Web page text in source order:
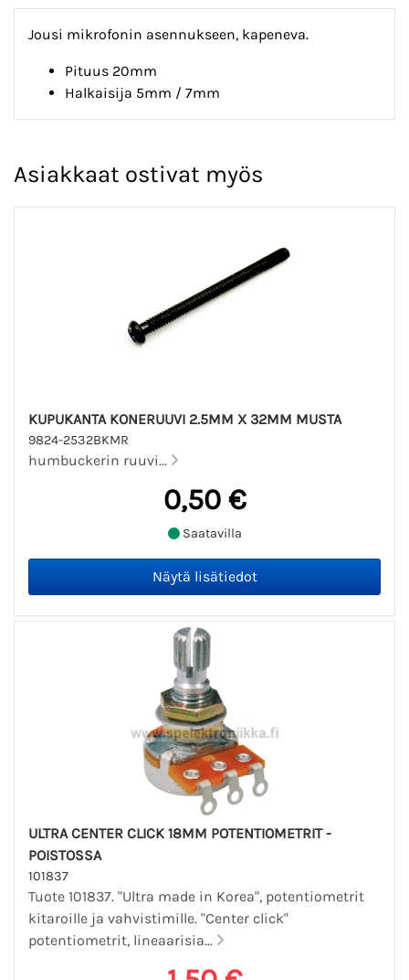
Jousi mikrofonin asennukseen, kapeneva.
Pituus 20mm
Halkaisija 5mm / 7mm
Asiakkaat ostivat myös
KUPUKANTA KONERUUVI 2.5MM X 32MM MUSTA
9824-2532BKMR
humbuckerin ruuvi...
0,50 €
Saatavilla
ULTRA CENTER CLICK 18MM POTENTIOMETRIT -
POISTOSSA
101837
Tuote 101837. "Ultra made in Korea", potentiometrit
kitaroille ja vahvistimille. "Center click"
potentiometrit, lineaarisia...